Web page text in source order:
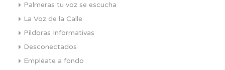
Palmeras tu voz se escucha
La Voz de la Calle
Píldoras Informativas
Desconectados
Empléate a fondo